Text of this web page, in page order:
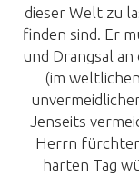
dieser Welt zu
finden sind. Er
und Drangsal
(im
Jenseits
Herrn
harten Tag